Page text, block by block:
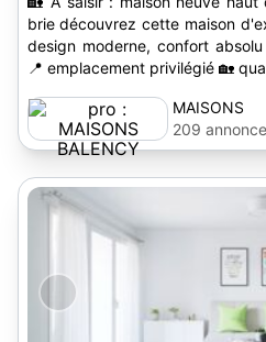
brie découvrez cette maison d'exception, pensée pour allier
design moderne, confort
📍 emplacement privilégié 🏡
MAISONS
BALENCY
209